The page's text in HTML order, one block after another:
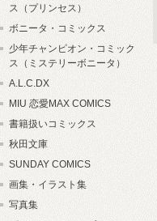
ス（プリンセス）
ボニータ・コミックス
少年チャンピオン・コミック
ス（ミステリーボニータ）
A.L.C.DX
MIU 恋愛MAX COMICS
書籍扱いコミックス
秋田文庫
SUNDAY COMICS
画集・イラスト集
写真集